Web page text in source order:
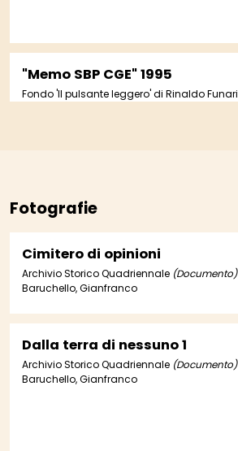
"Memo SBP CGE" 1995
Fondo 'Il pulsante leggero' di Rinaldo Funari
Fotografie
Cimitero di opinioni
Archivio Storico Quadriennale (Documento)
Baruchello, Gianfranco
Dalla terra di nessuno 1
Archivio Storico Quadriennale (Documento)
Baruchello, Gianfranco